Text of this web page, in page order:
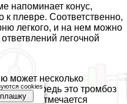
напоминает конус,
к плевре. Соответственно,
легкого, и на нем можно
легочной
может несколько
очередь это тромбоз
часто отмечается
cookies